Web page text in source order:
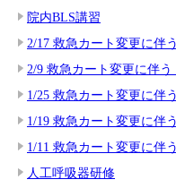
院内BLS講習
2/17 救急カート変更に伴
2/9 救急カート変更に伴う
1/25 救急カート変更に伴
1/19 救急カート変更に伴
1/11 救急カート変更に伴
人工呼吸器研修